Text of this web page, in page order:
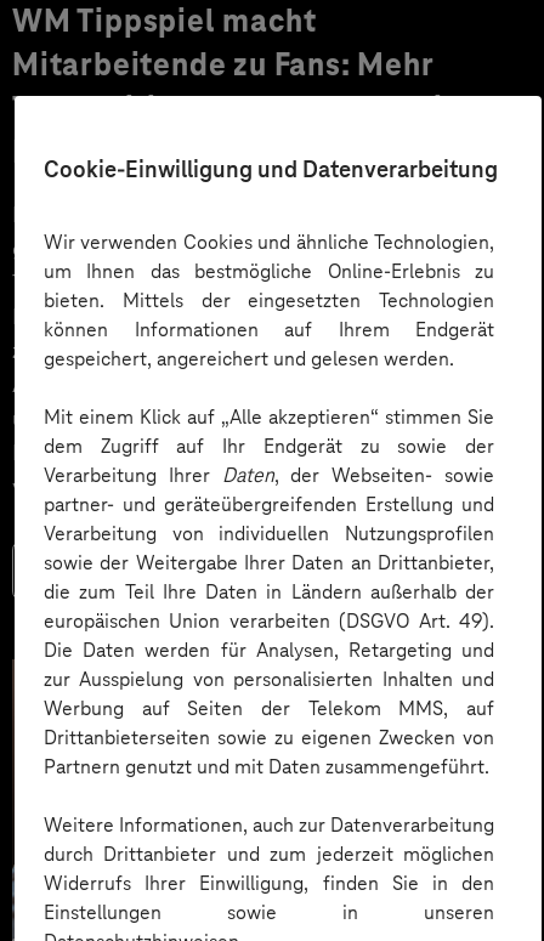
Cookie-Einwilligung und Datenverarbeitung
Wir verwenden Cookies und ähnliche Technologien,
um Ihnen das bestmögliche Online-Erlebnis zu
bieten. Mittels der eingesetzten Technologien
können Informationen auf Ihrem Endgerät
gespeichert, angereichert und gelesen werden.
Mit einem Klick auf „Alle akzeptieren“ stimmen Sie
dem Zugriff auf Ihr Endgerät zu sowie der
Verarbeitung Ihrer Daten, der Webseiten- sowie
partner- und geräteübergreifenden Erstellung und
Verarbeitung von individuellen Nutzungsprofilen
sowie der Weitergabe Ihrer Daten an Drittanbieter,
die zum Teil Ihre Daten in Ländern außerhalb der
europäischen Union verarbeiten (DSGVO Art. 49).
Die Daten werden für Analysen, Retargeting und
zur Ausspielung von personalisierten Inhalten und
Werbung auf Seiten der Telekom MMS, auf
Drittanbieterseiten sowie zu eigenen Zwecken von
Partnern genutzt und mit Daten zusammengeführt.
Weitere Informationen, auch zur Datenverarbeitung
durch Drittanbieter und zum jederzeit möglichen
Widerrufs Ihrer Einwilligung, finden Sie in den
Einstellungen sowie in unseren
WM Tippspiel macht
Mitarbeitende zu Fans: Mehr
Teamspirit und Engagement im
Intranet
Die Fußball-Weltmeisterschaft 2026 wird eines der
größten Sportereignisse der Welt. Erstmals findet das
Turnier in drei Gastgeberländern – USA, Kanada und
Mexiko – statt und bringt Menschen weltweit
zusammen. Unternehmen können diese
Aufmerksamkeit gezielt nutzen, um Mitarbeitende
über ein WM Tippspiel im Intranet oder in der
Mitarbeitenden-App spielerisch miteinander zu
vernetzen und den Teamspirit zu stärken.
Mehr lesen